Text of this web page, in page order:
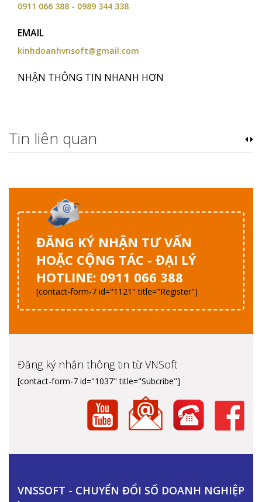
0911 066 388 - 0989 344 338
EMAIL
kinhdoanhvnsoft@gmail.com
NHẬN THÔNG TIN NHANH HƠN
Tin liên quan
ĐĂNG KÝ NHẬN TƯ VẤN
HOẶC CỘNG TÁC - ĐẠI LÝ
HOTLINE: 0911 066 388
[contact-form-7 id="1121" title="Register"]
Đăng ký nhận thông tin từ VNSoft
[contact-form-7 id="1037" title="Subcribe"]
VNSSOFT - CHUYỂN ĐỔI SỐ DOANH NGHIỆP